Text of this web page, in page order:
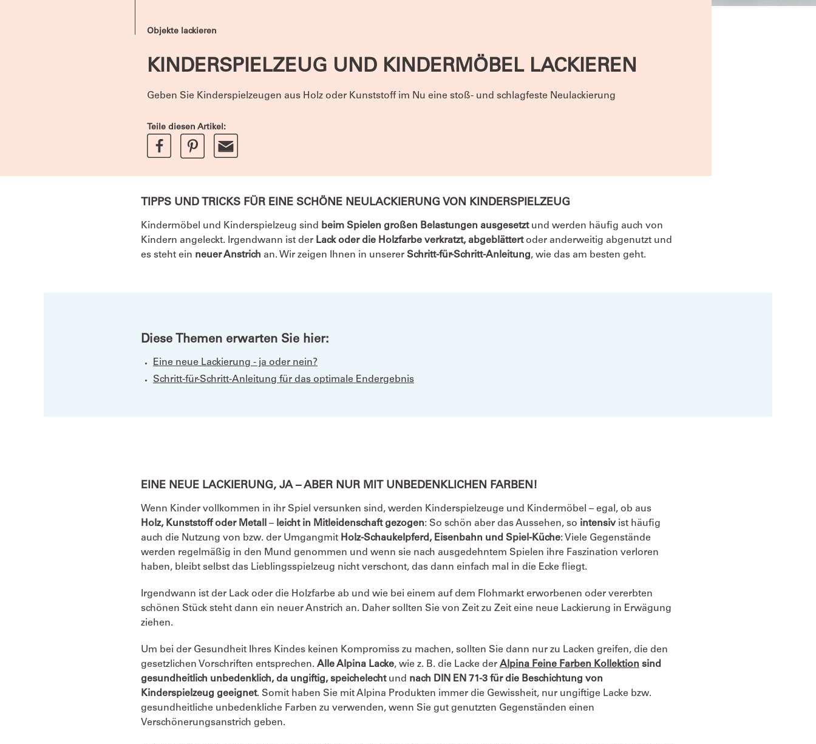
Objekte lackieren
KINDERSPIELZEUG UND KINDERMÖBEL LACKIEREN
Geben Sie Kinderspielzeugen aus Holz oder Kunststoff im Nu eine stoß- und schlagfeste Neulackierung
Teile diesen Artikel:
TIPPS UND TRICKS FÜR EINE SCHÖNE NEULACKIERUNG VON KINDERSPIELZEUG
Kindermöbel und Kinderspielzeug sind beim Spielen großen Belastungen ausgesetztund werden häufig auch von
Kindern angeleckt. Irgendwann ist der Lack oder die Holzfarbe verkratzt, abgeblättertoder anderweitig abgenutzt und
es steht ein neuer Anstrich an. Wir zeigen Ihnen in unserer Schritt-für-Schritt-Anleitung, wie das am besten geht.
Diese Themen erwarten Sie hier:
Eine neue Lackierung - ja oder nein?
Schritt-für-Schritt-Anleitung für das optimale Endergebnis
EINE NEUE LACKIERUNG, JA – ABER NUR MIT UNBEDENKLICHEN FARBEN!
Wenn Kinder vollkommen in ihr Spiel versunken sind, werden Kinderspielzeuge und Kindermöbel – egal, ob aus
Holz, Kunststoff oder Metall
– leicht in Mitleidenschaft gezogen: So schön aber das Aussehen, so intensivist häufig
auch die Nutzung von bzw. der Umgangmit Holz-Schaukelpferd, Eisenbahn und Spiel-Küche: Viele Gegenstände
werden regelmäßig in den Mund genommen und wenn sie nach ausgedehntem Spielen ihre Faszination verloren
haben, bleibt selbst das Lieblingsspielzeug nicht verschont, das dann einfach mal in die Ecke fliegt.
Irgendwann ist der Lack oder die Holzfarbe ab und wie bei einem auf dem Flohmarkt erworbenen oder vererbten
schönen Stück steht dann ein neuer Anstrich an. Daher sollten Sie von Zeit zu Zeit eine neue Lackierung in Erwägung
ziehen.
Um bei der Gesundheit Ihres Kindes keinen Kompromiss zu machen, sollten Sie dann nur zu Lacken greifen, die den
gesetzlichen Vorschriften entsprechen. Alle Alpina Lacke, wie z. B. die Lacke der Alpina Feine Farben Kollektion sind
gesundheitlich unbedenklich, da ungiftig, speichelechtund nach DIN EN 71-3 für die Beschichtung von
Kinderspielzeug geeignet. Somit haben Sie mit Alpina Produkten immer die Gewissheit, nur ungiftige Lacke bzw.
gesundheitliche unbedenkliche Farben zu verwenden, wenn Sie gut genutzten Gegenständen einen
Verschönerungsanstrich geben.